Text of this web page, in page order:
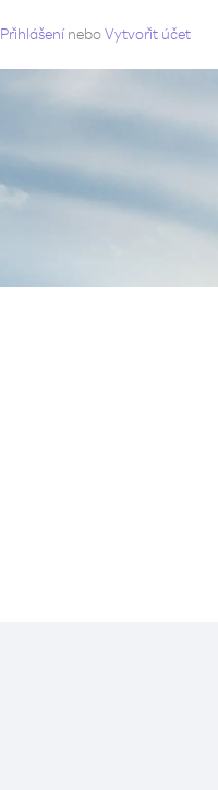
Přihlášení neboVytvořit účet